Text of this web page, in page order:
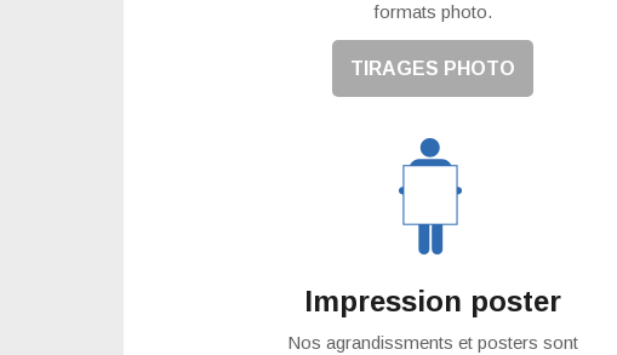
formats photo.
TIRAGES PHOTO
Impression poster
Nos agrandissments et posters sont